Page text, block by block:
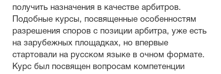
получить назначения в качестве арбитров.
Подобные курсы, посвященные особенностям
разрешения споров с позиции арбитра, уже есть
на зарубежных площадках, но впервые
стартовали на русском языке в очном формате.
Курс был посвящен вопросам компетенции